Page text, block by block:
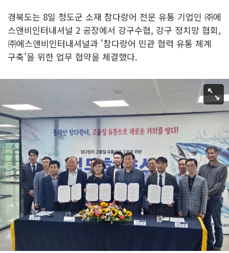
경북도는 8일 청도군 소재 참다랑어 전문 유통 기업인 ㈜에
스앤비인터내셔널 2 공장에서 강구수협, 강구 정치망 협회,
㈜에스앤비인터내셔널과 '참다랑어 민관 협력 유통 체계
구축'을 위한 업무 협약을 체결했다.